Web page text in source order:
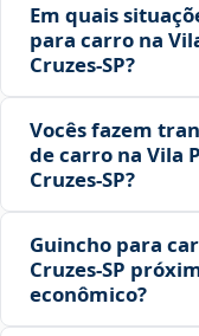
Em quais
para carro na
Cruzes‑SP?
Vocês fazem
de carro na Vila
Cruzes‑SP?
Guincho para
Cruzes‑SP
econômico?